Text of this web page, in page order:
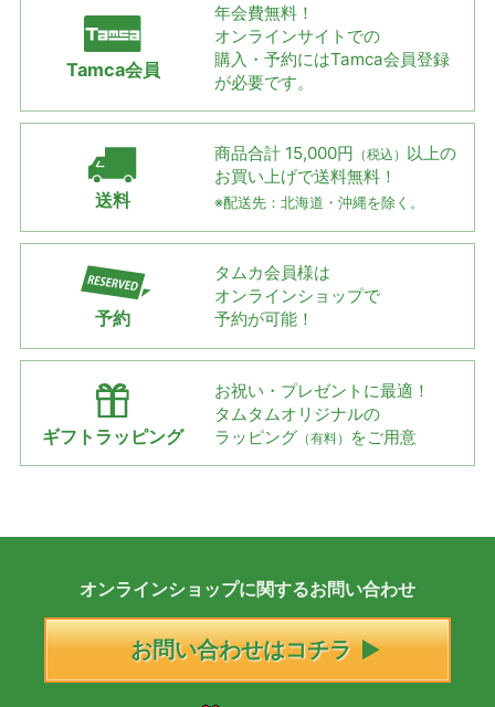
Tamca会員
年会費無料！
オンラインサイトでの
購入・予約にはTamca会員登録
が必要です。
送料
商品合計 15,000円 （税込） 以上の
お買い上げで送料無料！
※配送先：北海道・沖縄を除く。
予約
タムカ会員様は
オンラインショップで
予約が可能！
ギフトラッピング
お祝い・プレゼントに最適！
タムタムオリジナルの
ラッピング （有料） をご用意
オンラインショップに関するお問い合わせ
お問い合わせはコチラ